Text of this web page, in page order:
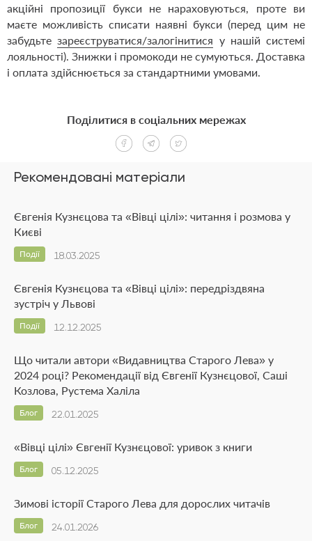
акційні пропозиції букси не нараховуються, проте ви
маєте можливість списати наявні букси (перед цим не
забудьтезареєструватися/залогінитися у нашій системі
лояльності). Знижки і промокоди не сумуються. Доставка
і оплата здійснюється за стандартними умовами.
Рекомендовані матеріали
Євгенія Кузнєцова та «Вівці цілі»: читання і розмова у
Києві
18.03.2025
Події
Євгенія Кузнєцова та «Вівці цілі»: передріздвяна
зустріч у Львові
12.12.2025
Події
Що читали автори «Видавництва Старого Лева» у
2024 році? Рекомендації від Євгенії Кузнєцової, Саші
Козлова, Рустема Халіла
22.01.2025
Блог
«Вівці цілі» Євгенії Кузнєцової: уривок з книги
05.12.2025
Блог
Зимові історії Старого Лева для дорослих читачів
24.01.2026
Блог
Поділитися в соціальних мережах